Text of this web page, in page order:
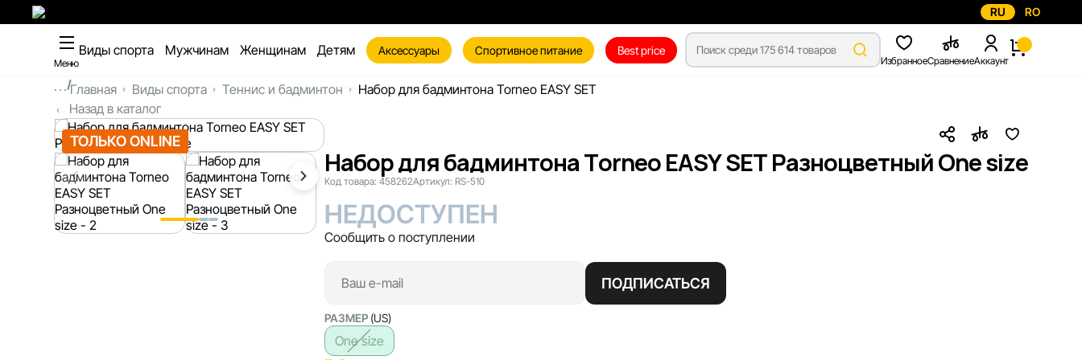
RU RO
Меню
Виды спорта Мужчинам Женщинам Детям Аксессуары Спортивное питание Best price
ИзбранноеСравнениеАккаунт
...Главная Виды спорта Теннис и бадминтон
Набор для бадминтона Torneo EASY SET
Назад в каталог
ТОЛЬКО ONLINE
Набор для бадминтона Torneo EASY SET Разноцветный One size
Код товара: 458262Артикул: RS-510
НЕДОСТУПЕН
Сообщить о поступлении
ПОДПИСАТЬСЯ
РАЗМЕР (US)
One size